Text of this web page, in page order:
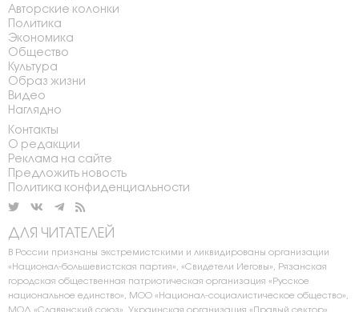
Авторские колонки
Политика
Экономика
Общество
Культура
Образ жизни
Видео
Наглядно
Контакты
О редакции
Реклама на сайте
Предложить новость
Политика конфиденциальности
ДЛЯ ЧИТАТЕЛЕЙ
В России признаны экстремистскими и ликвидированы организации
«Национал-большевистская партия», «Свидетели Иеговы», Рязанская
городская общественная патриотическая организация «Русское
национальное единство», МОО «Национал-социалистическое общество»,
МОД «Славянский союз», Украинская организация «Правый сектор»,